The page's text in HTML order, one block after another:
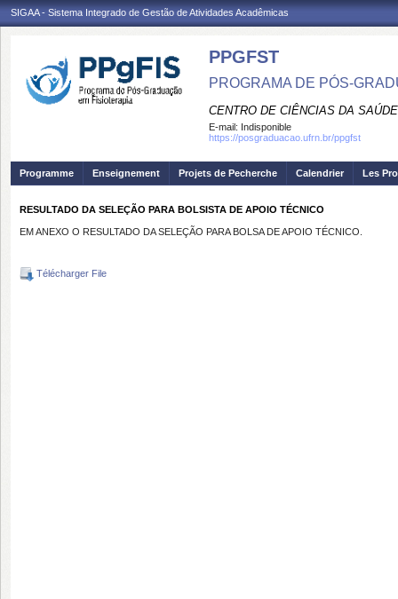
SIGAA - Sistema Integrado de Gestão de Atividades Acadêmicas
PPGFST
PROGRAMA DE PÓS-
CENTRO DE CIÊNCIAS DA SAÚDE
E-mail: Indisponible
https://posgraduacao.ufrn.br/ppgfst
Programme Enseignement Projets de Pecherche Calendrier Les
RESULTADO DA SELEÇÃO PARA BOLSISTA DE APOIO TÉCNICO
EM ANEXO O RESULTADO DA SELEÇÃO PARA BOLSA DE APOIO TÉCNICO.
Télécharger File